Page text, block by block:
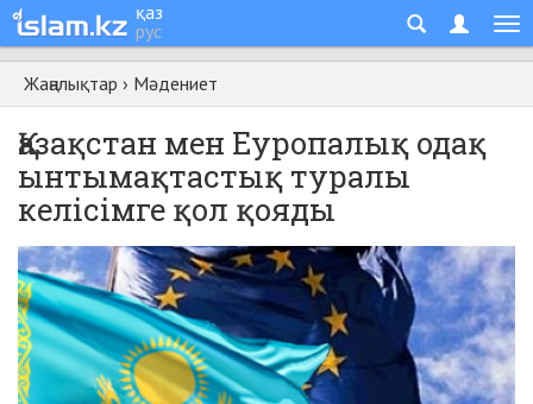
қаз
рус
Жаңалықтар › Мәдениет
Қазақстан мен Еуропалық одақ
ынтымақтастық туралы
келісімге қол қояды